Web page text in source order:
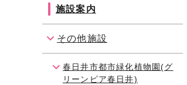
施設案内
その他施設
春日井市都市緑化植物園(グ
リーンピア春日井)